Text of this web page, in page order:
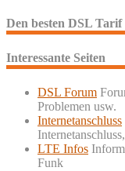
Den besten DSL Tarif
Interessante Seiten
DSL Forum
Problemen usw.
Internetanschluss
LTE Infos
Funk